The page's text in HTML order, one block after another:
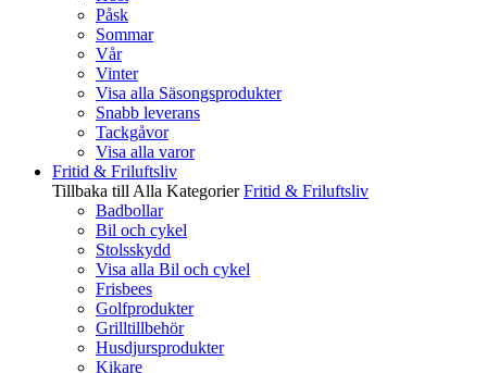
Påsk
Sommar
Vår
Vinter
Visa alla Säsongsprodukter
Snabb leverans
Tackgåvor
Visa alla varor
Fritid & Friluftsliv
Tillbaka till Alla Kategorier Fritid & Friluftsliv
Badbollar
Bil och cykel
Stolsskydd
Visa alla Bil och cykel
Frisbees
Golfprodukter
Grilltillbehör
Husdjursprodukter
Kikare